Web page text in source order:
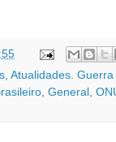
, Atualidades.
, General ,